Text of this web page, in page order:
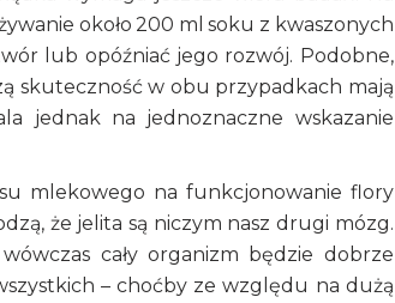
około 200 ml soku z kwaszonych
lub opóźniać jego rozwój. Podobne,
skuteczność w obu przypadkach mają
jednak na jednoznaczne wskazanie
mlekowego na funkcjonowanie flory
że jelita są niczym nasz drugi mózg.
cały organizm będzie dobrze
– choćby ze względu na dużą